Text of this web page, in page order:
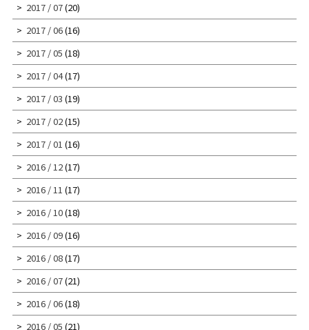
2017 / 07(20)
2017 / 06(16)
2017 / 05 (18)
2017 / 04(17)
2017 / 03 (19)
2017 / 02(15)
2017 / 01 (16)
2016 / 12(17)
2016 / 11 (17)
2016 / 10(18)
2016 / 09(16)
2016 / 08(17)
2016 / 07(21)
2016 / 06(18)
2016 / 05 (21)